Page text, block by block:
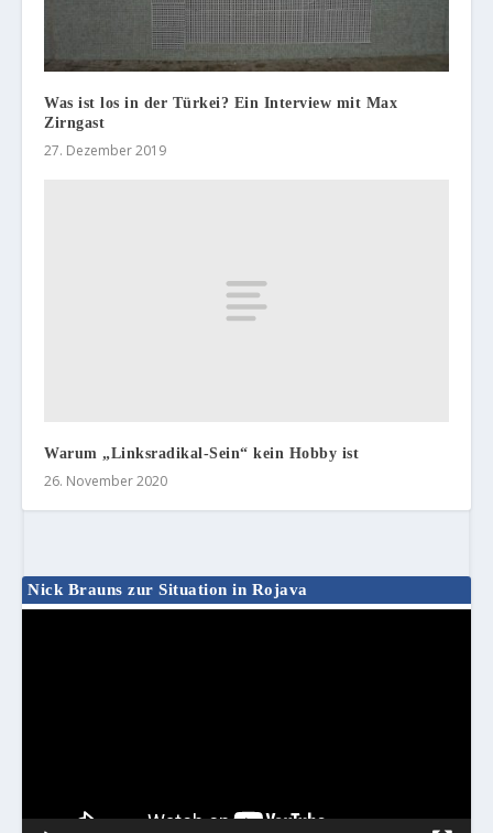
Was ist los in der Türkei? Ein Interview mit Max
Zirngast
27. Dezember 2019
Warum „Linksradikal-Sein“ kein Hobby ist
26. November 2020
Nick Brauns zur Situation in Rojava